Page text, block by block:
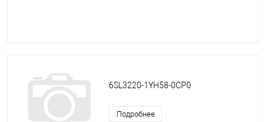
6SL3220-1YH58-0CP0
Подробнее